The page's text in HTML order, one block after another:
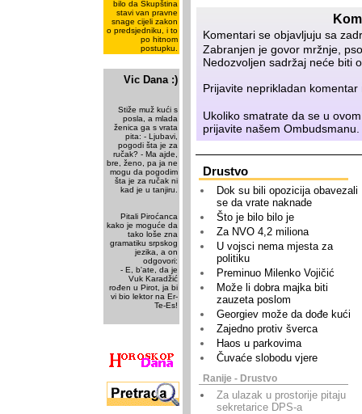
bilo da Skupština
stavi van pravne
snage cijeli zakon
o predsjedniku, i to
po hitnom
postupku.
Vic Dana :)
Stiže muž kući s
posla, a mlada
ženica ga s vrata
pita: - Ljubavi,
pogodi šta je za
ručak? - Ma ajde,
bre, ženo, pa ja ne
mogu da pogodim
šta je za ručak ni
kad je u tanjiru.
Pitali Piroćanca
kako je moguće da
tako loše zna
gramatiku srpskog
jezika, a on
odgovori:
- E, b'ate, da je
Vuk Karadžić
rođen u Pirot, ja bi
vi bio lektor na Er-
Te-Es!
Komentari se objavljuju sa
Zabranjen je govor mržnje,
Nedozvoljen sadržaj neće biti
Prijavite neprikladan
Ukoliko smatrate da se u
prijavite našemOmbudsmanu
Drustvo
Dok su bili opozicija obavezali
se da vrate naknade
Što je bilo bilo je
Za NVO 4,2 miliona
U vojsci nema mjesta za
politiku
Preminuo Milenko Vojičić
Može li dobra majka biti
zauzeta poslom
Georgiev može da dođe kući
Zajedno protiv šverca
Haos u parkovima
Čuvaće slobodu vjere
Ranije - Drustvo
Za ulazak u prostorije pitaju
sekretarice DPS-a